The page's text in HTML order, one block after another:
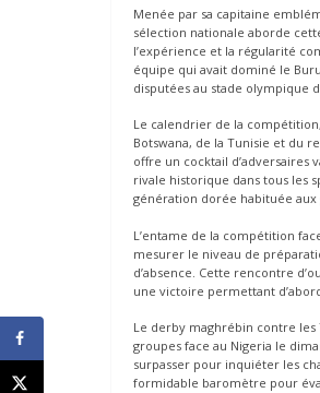
Menée par sa capitaine
sélection nationale aborde
l’expérience et la régularité
équipe qui avait dominé le
disputées au stade olympique
Le calendrier de la
Botswana, de la Tunisie et du
offre un cocktail d’adversaires
rivale historique dans tous les
génération dorée habituée
L’entame de la compétition
mesurer le niveau de
d’absence. Cette rencontre
une victoire permettant
Le derby maghrébin contre les
groupes face au Nigeria le
surpasser pour inquiéter les
formidable baromètre pour